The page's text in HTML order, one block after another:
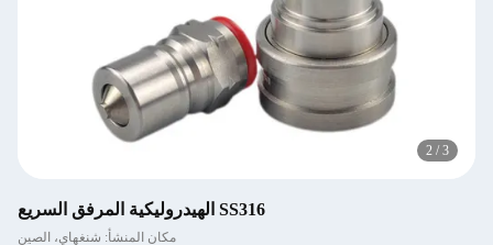
2 / 3
SS316 الهيدروليكية المرفق السريع
مكان المنشأ: شنغهاي، الصين